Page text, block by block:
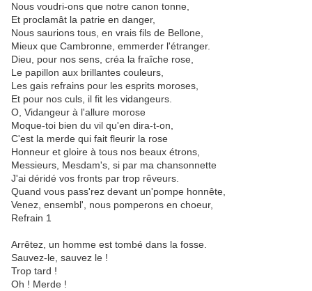
Nous voudri-ons que notre canon tonne,
Et proclamât la patrie en danger,
Nous saurions tous, en vrais fils de Bellone,
Mieux que Cambronne, emmerder l'étranger.
Dieu, pour nos sens, créa la fraîche rose,
Le papillon aux brillantes couleurs,
Les gais refrains pour les esprits moroses,
Et pour nos culs, il fit les vidangeurs.
O, Vidangeur à l'allure morose
Moque-toi bien du vil qu'en dira-t-on,
C'est la merde qui fait fleurir la rose
Honneur et gloire à tous nos beaux étrons,
Messieurs, Mesdam's, si par ma chansonnette
J'ai déridé vos fronts par trop rêveurs.
Quand vous pass'rez devant un'pompe honnête,
Venez, ensembl', nous pomperons en choeur,
Refrain 1
Arrêtez, un homme est tombé dans la fosse.
Sauvez-le, sauvez le !
Trop tard !
Oh ! Merde !